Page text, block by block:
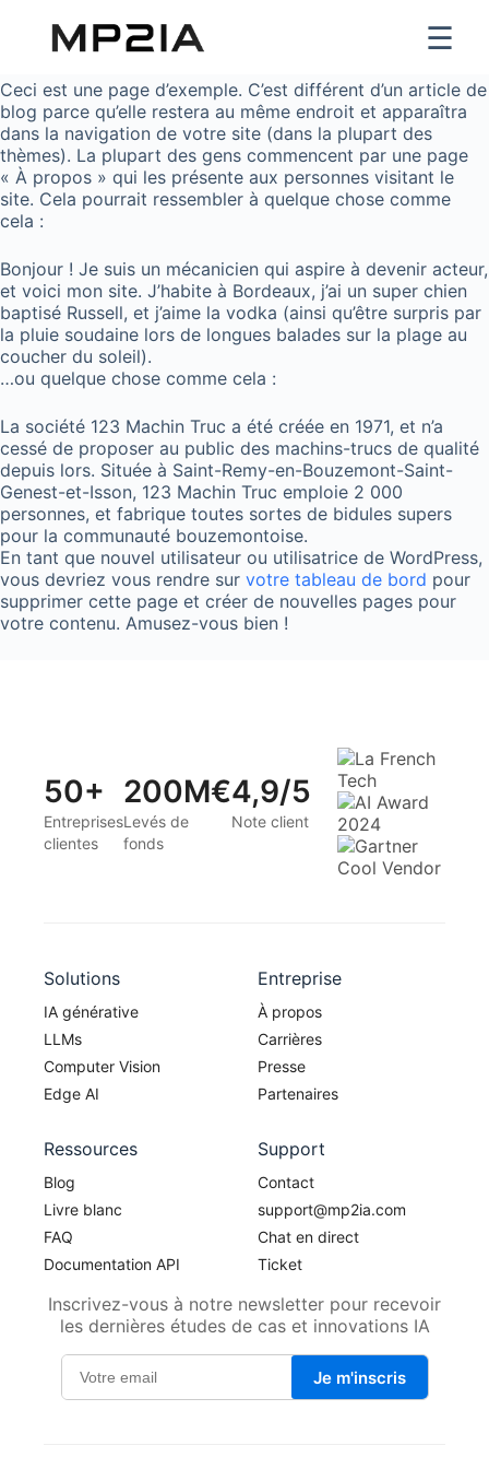
☰
Ceci est une page d’exemple. C’est différent d’un article de
blog parce qu’elle restera au même endroit et apparaîtra
dans la navigation de votre site (dans la plupart des
thèmes). La plupart des gens commencent par une page
« À propos » qui les présente aux personnes visitant le
site. Cela pourrait ressembler à quelque chose comme
cela :
Bonjour ! Je suis un mécanicien qui aspire à devenir acteur,
et voici mon site. J’habite à Bordeaux, j’ai un super chien
baptisé Russell, et j’aime la vodka (ainsi qu’être surpris par
la pluie soudaine lors de longues balades sur la plage au
coucher du soleil).
…ou quelque chose comme cela :
La société 123 Machin Truc a été créée en 1971, et n’a
cessé de proposer au public des machins-trucs de qualité
depuis lors. Située à Saint-Remy-en-Bouzemont-Saint-
Genest-et-Isson, 123 Machin Truc emploie 2 000
personnes, et fabrique toutes sortes de bidules supers
pour la communauté bouzemontoise.
En tant que nouvel utilisateur ou utilisatrice de WordPress,
vous devriez vous rendre sur votre tableau de bord pour
supprimer cette page et créer de nouvelles pages pour
votre contenu. Amusez-vous bien !
50+
Entreprises
clientes
200M€
Levés de
fonds
4,9/5
Note client
Solutions
IA générative
LLMs
Computer Vision
Edge AI
Entreprise
À propos
Carrières
Presse
Partenaires
Ressources
Blog
Livre blanc
FAQ
Documentation API
Support
Contact
support@mp2ia.com
Chat en direct
Ticket
Inscrivez-vous à notre newsletter pour recevoir
les dernières études de cas et innovations IA
Je m'inscris